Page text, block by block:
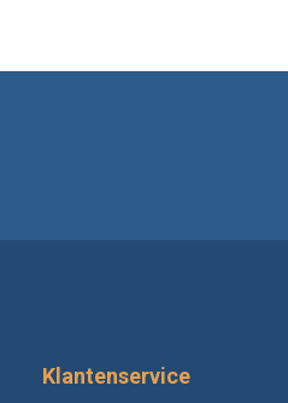
Klantenservice